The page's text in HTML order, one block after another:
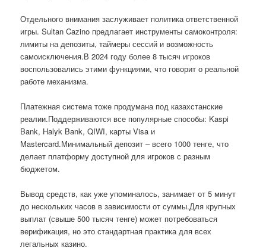
Отдельного внимания заслуживает политика ответственной
игры. Sultan Cazino предлагает инструменты самоконтроля:
лимиты на депозиты, таймеры сессий и возможность
самоисключения.В 2024 году более 8 тысяч игроков
воспользовались этими функциями, что говорит о реальной
работе механизма.
Платежная система тоже продумана под казахстанские
реалии.Поддерживаются все популярные способы: Kaspi
Bank, Halyk Bank, QIWI, карты Visa и
Mastercard.Минимальный депозит – всего 1000 тенге, что
делает платформу доступной для игроков с разным
бюджетом.
Вывод средств, как уже упоминалось, занимает от 5 минут
до нескольких часов в зависимости от суммы.Для крупных
выплат (свыше 500 тысяч тенге) может потребоваться
верификация, но это стандартная практика для всех
легальных казино.